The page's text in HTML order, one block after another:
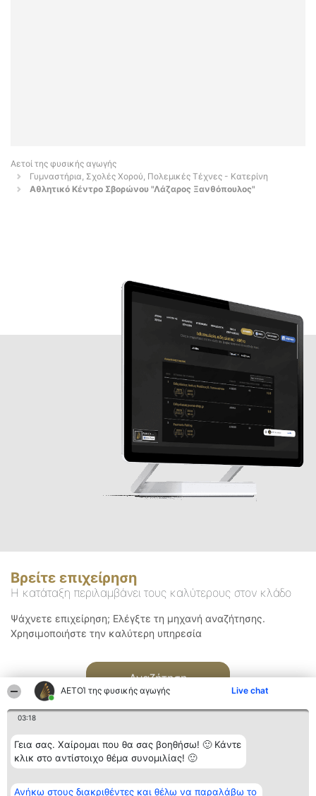
ΑΕΤΟΊ της φυσικής αγωγής Live chat
03:18
Γεια σας. Χαίρομαι που θα σας βοηθήσω! 🙂 Κάντε
κλικ στο αντίστοιχο θέμα συνομιλίας! 🙂
Ανήκω στους διακριθέντες και θέλω να παραλάβω το
Αετοί της φυσικής αγωγής
Γυμναστήρια, Σχολές Χορού, Πολεμικές Τέχνες - Κατερίνη
Αθλητικό Κέντρο Σβορώνου "Λάζαρος Ξανθόπουλος"
Βρείτε επιχείρηση
Η κατάταξη περιλαμβάνει τους καλύτερους στον κλάδο
Ψάχνετε επιχείρηση; Ελέγξτε τη μηχανή αναζήτησης.
Χρησιμοποιήστε την καλύτερη υπηρεσία
Αναζήτηση
Διοργανωτής της
κατάταξης
Κατάταξη
Διακριθέντες
Επικοινωνία
Επικοινωνία